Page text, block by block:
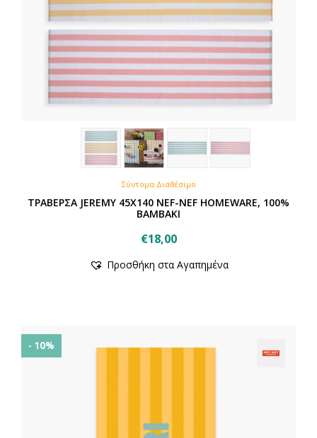
Σύντομα Διαθέσιμο
ΤΡΑΒΕΡΣΑ JEREMY 45Χ140 NEF-NEF HOMEWARE, 100%
BAMBAKI
€18,00
Προσθήκη στα Αγαπημένα
- 10%